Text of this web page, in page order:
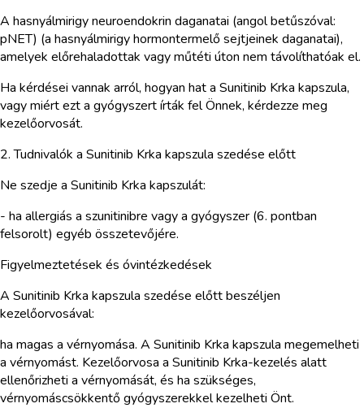
A hasnyálmirigy neuroendokrin daganatai (angol betűszóval:
pNET) (a hasnyálmirigy hormontermelő sejtjeinek daganatai),
amelyek előrehaladottak vagy műtéti úton nem távolíthatóak el.
Ha kérdései vannak arról, hogyan hat a Sunitinib Krka kapszula,
vagy miért ezt a gyógyszert írták fel Önnek, kérdezze meg
kezelőorvosát.
2. Tudnivalók a Sunitinib Krka kapszula szedése előtt
Ne szedje a Sunitinib Krka kapszulát:
- ha allergiás a szunitinibre vagy a gyógyszer (6. pontban
felsorolt) egyéb összetevőjére.
Figyelmeztetések és óvintézkedések
A Sunitinib Krka kapszula szedése előtt beszéljen
kezelőorvosával:
ha magas a vérnyomása. A Sunitinib Krka kapszula megemelheti
a vérnyomást. Kezelőorvosa a Sunitinib Krka-kezelés alatt
ellenőrizheti a vérnyomását, és ha szükséges,
vérnyomáscsökkentő gyógyszerekkel kezelheti Önt.